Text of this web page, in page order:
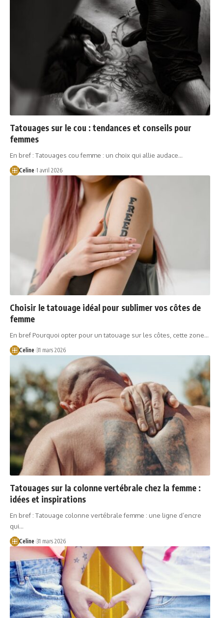
Tatouages sur le cou : tendances et conseils pour
femmes
En bref : Tatouages cou femme : un choix qui allie audace…
Celine 1 avril 2026
Choisir le tatouage idéal pour sublimer vos côtes de
femme
En bref Pourquoi opter pour un tatouage sur les côtes, cette zone…
Celine 31 mars 2026
Tatouages sur la colonne vertébrale chez la femme :
idées et inspirations
En bref : Tatouage colonne vertébrale femme : une ligne d’encre
qui…
Celine 31 mars 2026